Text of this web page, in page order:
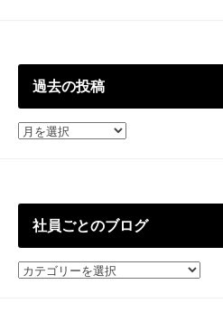
過去の投稿
過
社員ごとのブログ
社